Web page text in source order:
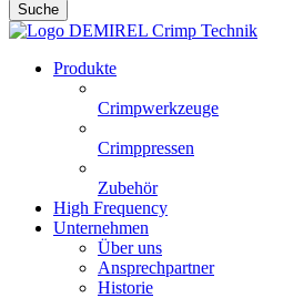
Suche
Produkte
Crimpwerkzeuge
Crimppressen
Zubehör
High Frequency
Unternehmen
Über uns
Ansprechpartner
Historie